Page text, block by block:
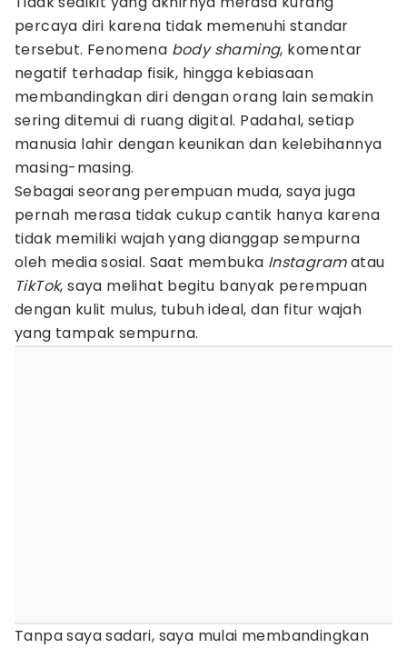
percaya diri karena tidak memenuhi standar
tersebut. Fenomena body shaming, komentar
negatif terhadap fisik, hingga kebiasaan
membandingkan diri dengan orang lain semakin
sering ditemui di ruang digital. Padahal, setiap
manusia lahir dengan keunikan dan kelebihannya
masing-masing.
Sebagai seorang perempuan muda, saya juga
pernah merasa tidak cukup cantik hanya karena
tidak memiliki wajah yang dianggap sempurna
oleh media sosial. Saat membuka Instagramatau
TikTok, saya melihat begitu banyak perempuan
dengan kulit mulus, tubuh ideal, dan fitur wajah
yang tampak sempurna.
Tanpa saya sadari, saya mulai membandingkan